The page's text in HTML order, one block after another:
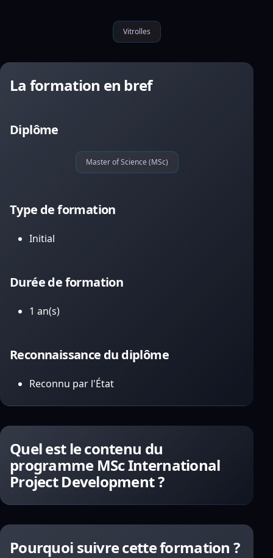
Vitrolles
La formation en bref
Diplôme
Master of Science (MSc)
Type de formation
Initial
Durée de formation
1 an(s)
Reconnaissance du diplôme
Reconnu par l'État
Quel est le contenu du
programme MSc International
Project Development ?
Pourquoi suivre cette formation ?